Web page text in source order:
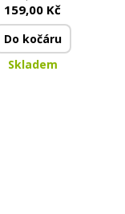
| 320 ml
159,00 Kč
Do kočáru
Skladem